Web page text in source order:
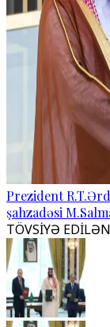
Prezident
şahzadəsi
TÖVSİYƏ EDİLƏN